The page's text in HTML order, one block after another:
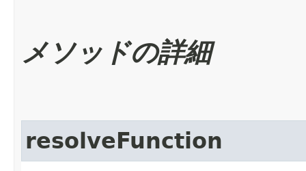
メソッドの詳細
resolveFunction